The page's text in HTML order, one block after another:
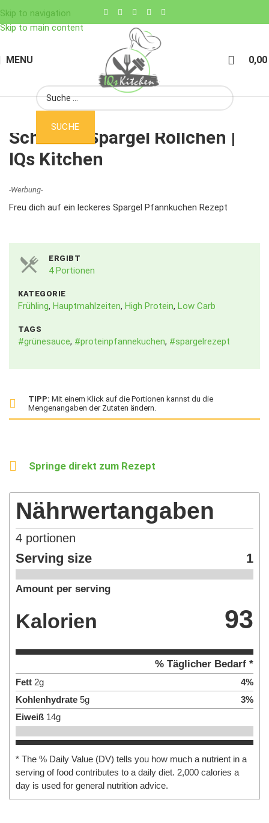
Skip to navigation
Skip to main content
MENU 0,00
SUCHE
Schinkel-Spargel Röllchen |
IQs Kitchen
-Werbung-
Freu dich auf ein leckeres Spargel Pfannkuchen Rezept
ERGIBT
4 Portionen
KATEGORIE
Frühling, Hauptmahlzeiten, High Protein, Low Carb
TAGS
#grünesauce, #proteinpfannekuchen, #spargelrezept
TIPP: Mit einem Klick auf die Portionen kannst du die
Mengenangaben der Zutaten ändern.
Springe direkt zum Rezept
Nährwertangaben
4 portionen
Serving size 1
Amount per serving
Kalorien 93
% Täglicher Bedarf *
Fett 2g 4%
Kohlenhydrate 5g 3%
Eiweiß 14g
* The % Daily Value (DV) tells you how much a nutrient in a
serving of food contributes to a daily diet. 2,000 calories a
day is used for general nutrition advice.